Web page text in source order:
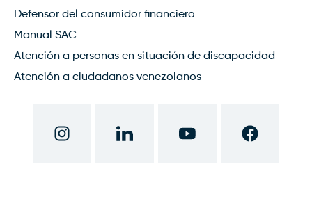
Defensor del consumidor financiero
Manual SAC
Atención a personas en situación de discapacidad
Atención a ciudadanos venezolanos